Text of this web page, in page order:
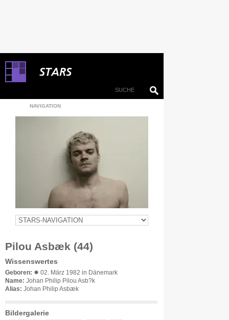
NAVIGATION
Pilou Asbæk (44)
Wissenswertes
Geboren: ✹ 02. März 1982 in Dänemark
Name: Johan Philip Pilou Asb?k
Alias: Johan Philip Asbæk
Bildergalerie